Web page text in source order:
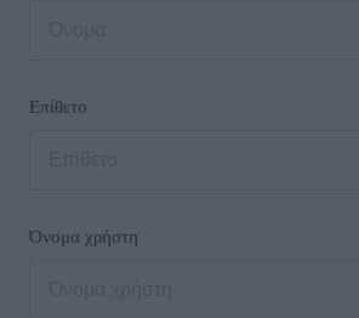
Επίθετο
Όνομα χρήστη